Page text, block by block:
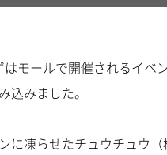
はモールで開催されるイベ
込みました。
に凍らせたチュウチュウ